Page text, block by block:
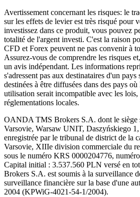
Avertissement concernant les risques: le
sur les effets de levier est très risqué pour
investissez dans ce produit, vous pouvez
totalité de l'argent investi. C'est la raison
CFD et Forex peuvent ne pas convenir à
Assurez-vous de comprendre les risques
un avis indépendant. Les informations
s'adressent pas aux destinataires d'un
destinées à être diffusées dans des pays
utilisation serait incompatible avec les lois,
réglementations locales.
OANDA TMS Brokers S.A. dont le siège
Varsovie, Warsaw UNIT, Daszyńskiego
enregistrée par le tribunal de district de la
Varsovie, XIIIe division commerciale du
sous le numéro KRS 0000204776,
Capital initial : 3.537.560 PLN versé en
Brokers S.A. est soumis à la surveillance
surveillance financière sur la base d'une
2004 (KPWiG-4021-54-1/2004).